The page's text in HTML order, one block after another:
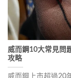
威而鋼10大常見問
攻略
威而鋼上市超過20